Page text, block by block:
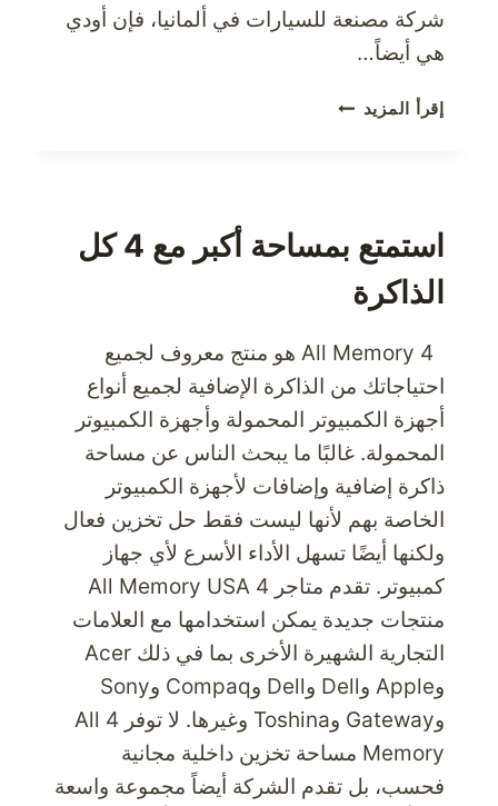
شركة مصنعة للسيارات في ألمانيا، فإن أودي
هي أيضاً…
إقرأ المزيد انتباه
غيار
أودي
من
الولايات
المتحدة
الأمريكية
بأسعار
معقولة
استمتع بمساحة أكبر مع 4 كل
الذاكرة
4 All Memory هو منتج معروف لجميع
احتياجاتك من الذاكرة الإضافية لجميع أنواع
أجهزة الكمبيوتر المحمولة وأجهزة الكمبيوتر
المحمولة. غالبًا ما يبحث الناس عن مساحة
ذاكرة إضافية وإضافات لأجهزة الكمبيوتر
الخاصة بهم لأنها ليست فقط حل تخزين فعال
ولكنها أيضًا تسهل الأداء الأسرع لأي جهاز
كمبيوتر. تقدم متاجر 4 All Memory USA
منتجات جديدة يمكن استخدامها مع العلامات
التجارية الشهيرة الأخرى بما في ذلك Acer
وApple وDell وDell وCompaq وSony
وGateway وToshina وغيرها. لا توفر 4 All
Memory مساحة تخزين داخلية مجانية
فحسب، بل تقدم الشركة أيضاً مجموعة واسعة